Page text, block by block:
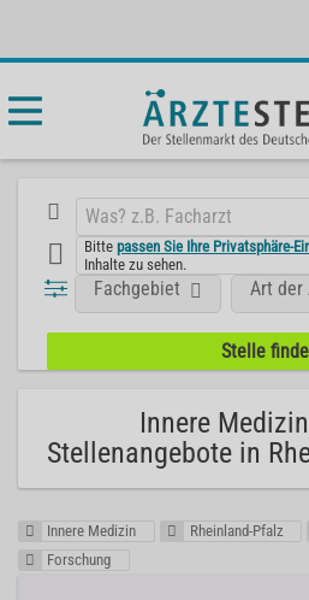
Bittepassen Sie Ihre Privatsphäre-
Inhalte zu sehen.
Fachgebiet Art der
Innere
Stellenangebote in
Innere Medizin Rheinland-Pfalz
Forschung